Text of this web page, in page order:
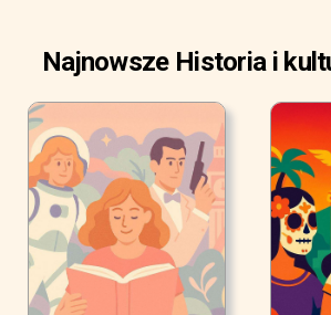
Najnowsze Historia i